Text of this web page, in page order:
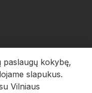
paslaugų kokybę,
slapukus.
Vilniaus